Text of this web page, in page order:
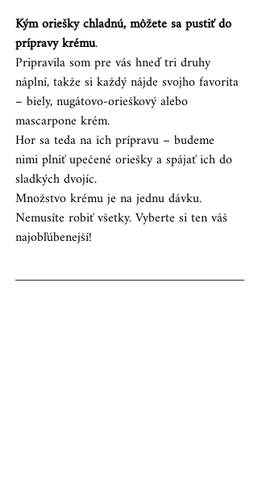
Kým oriešky chladnú, môžete sa pustiť do
prípravy krému.
Pripravila som pre vás hneď tri druhy
náplní, takže si každý nájde svojho favorita
– biely, nugátovo-orieškový alebo
mascarpone krém.
Hor sa teda na ich prípravu – budeme
nimi plniť upečené oriešky a spájať ich do
sladkých dvojíc.
Množstvo krému je na jednu dávku.
Nemusíte robiť všetky. Vyberte si ten váš
najobľúbenejší!